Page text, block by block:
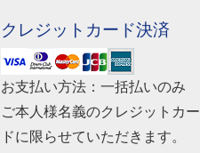
クレジットカード決済
お支払い方法：一括払いのみ
ご本人様名義のクレジットカー
ドに限らせていただきます。